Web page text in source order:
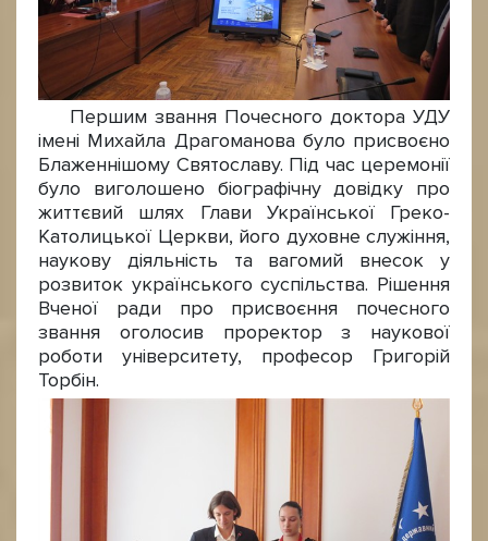
Першим звання Почесного доктора УДУ
імені Михайла Драгоманова було присвоєно
Блаженнішому Святославу. Під час церемонії
було виголошено біографічну довідку про
життєвий шлях Глави Української Греко-
Католицької Церкви, його духовне служіння,
наукову діяльність та вагомий внесок у
розвиток українського суспільства. Рішення
Вченої ради про присвоєння почесного
звання оголосив проректор з наукової
роботи університету, професор Григорій
Торбін.